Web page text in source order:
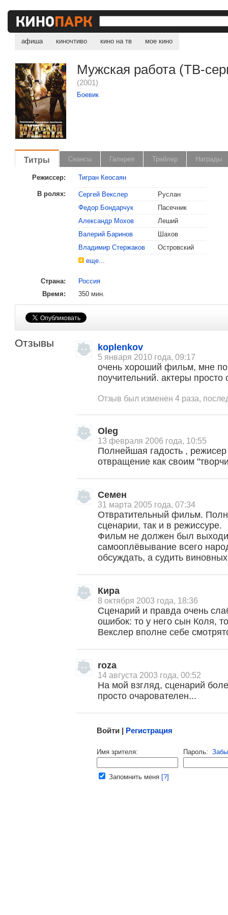
афиша киночтиво кино на тв мое кино
Мужская работа (ТВ-
(2001)
Боевик
Титры Сеансы Галерея Трейлер Награды
Режиссер: Тигран Кеосаян
В ролях: Сергей Векслер
Руслан
Федор Бондарчук
Пасечник
Александр Мохов
Леший
Валерий Баринов
Шахов
Владимир Стержаков
Островский
еще...
Страна:
Россия
Время:
350 мин.
Отзывы koplenkov
5 января 2010 года, 09:17
очень хороший фильм, мне
поучительний. актеры просто
Отзыв был изменен 4 раза,
Oleg
13 февраля 2006 года, 10:55
Полнейшая гадость ,
отвращение как своим
Семен
31 марта 2005 года, 07:34
Отвратительный фильм.
сценарии, так и в режиссуре.
Фильм не должен был
самооплёвывание всего
обсуждать, а судить виновных
Кира
8 октября 2003 года, 18:36
Сценарий и правда очень
ошибок: то у него сын Коля,
Векслер вполне себе
roza
14 августа 2003 года, 00:52
На мой взгляд, сценарий
просто очарователен...
, поделитесь своим мнением
Малосодержательные и грубые отзывы нещадно
Войти | Регистрация
Имя зрителя: Пароль:
Запомнить меня [?]